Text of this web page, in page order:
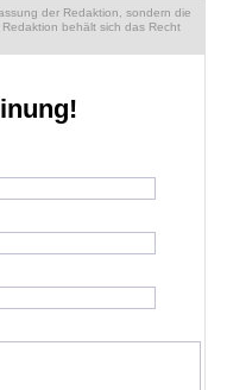
der Redaktion, sondern die
behält sich das Recht